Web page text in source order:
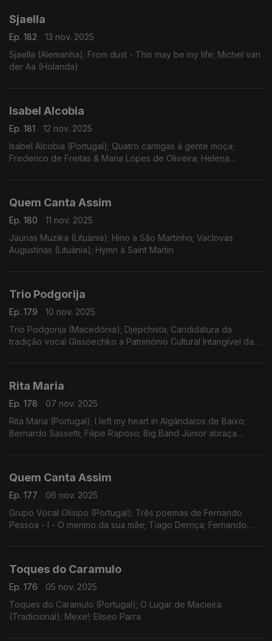
Sjaella
Ep. 182
13 nov. 2025
Sjaella (Alemanha); From dust - This may be my life; Michel van
der Aa (Holanda)
Isabel Alcobia
Ep. 181
12 nov. 2025
Isabel Alcobia (Portugal); Quatro cantigas à gente moça;
Frederico de Freitas & Maria Lopes de Oliveira; Helena
Quem Canta Assim
Ep. 180
11 nov. 2025
Jaunas Muzika (Lituânia); Hino a São Martinho; Vaclovas
Augustinas (Lituânia); Hymn à Saint Martin
Trio Podgorija
Ep. 179
10 nov. 2025
Trio Podgorija (Macedónia); Djepchista; Candidatura da
tradição vocal Glasoechko a Património Cultural Intangível da
Rita Maria
Ep. 178
07 nov. 2025
Rita Maria (Portugal); I left my heart in Algândaros de Baixo;
Bernardo Sassetti; Filipe Raposo; Big Band Júnior abraça
Quem Canta Assim
Ep. 177
06 nov. 2025
Grupo Vocal Olisipo (Portugal); Três poemas de Fernando
Pessoa - I - O menino da sua mãe; Tiago Derriça; Fernando
Toques do Caramulo
Ep. 176
05 nov. 2025
Toques do Caramulo (Portugal); O Lugar de Macieira
(Tradicional); Mexe!; Eliseo Parra